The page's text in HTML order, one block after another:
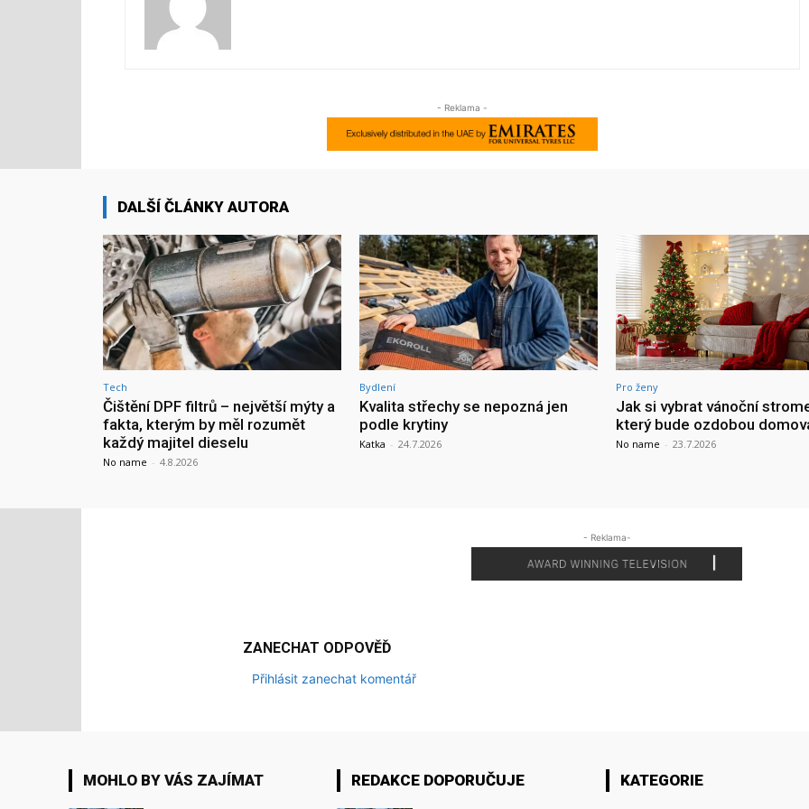
- Reklama -
DALŠÍ ČLÁNKY AUTORA
Tech
Čištění DPF filtrů – největší mýty a
fakta, kterým by měl rozumět
každý majitel dieselu
No name - 4.8.2026
Bydlení
Kvalita střechy se nepozná jen
podle krytiny
Katka - 24.7.2026
Pro ženy
Jak si vybrat vánoční
který bude ozdobou
No name - 23.7.2026
- Reklama-
ZANECHAT ODPOVĚĎ
Přihlásit zanechat komentář
MOHLO BY VÁS ZAJÍMAT REDAKCE DOPORUČUJE KATEGORIE